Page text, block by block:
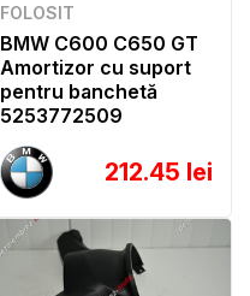
FOLOSIT
BMW C600 C650 GT
Amortizor cu suport
pentru banchetă
5253772509
212.45 lei